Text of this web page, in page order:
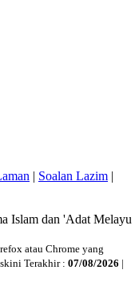
| Soalan Lazim |
Islam dan 'Adat Melayu
atau Chrome yang
Terakhir : 07/08/2026 |